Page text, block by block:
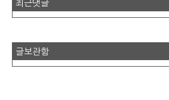
최근댓글
글보관함